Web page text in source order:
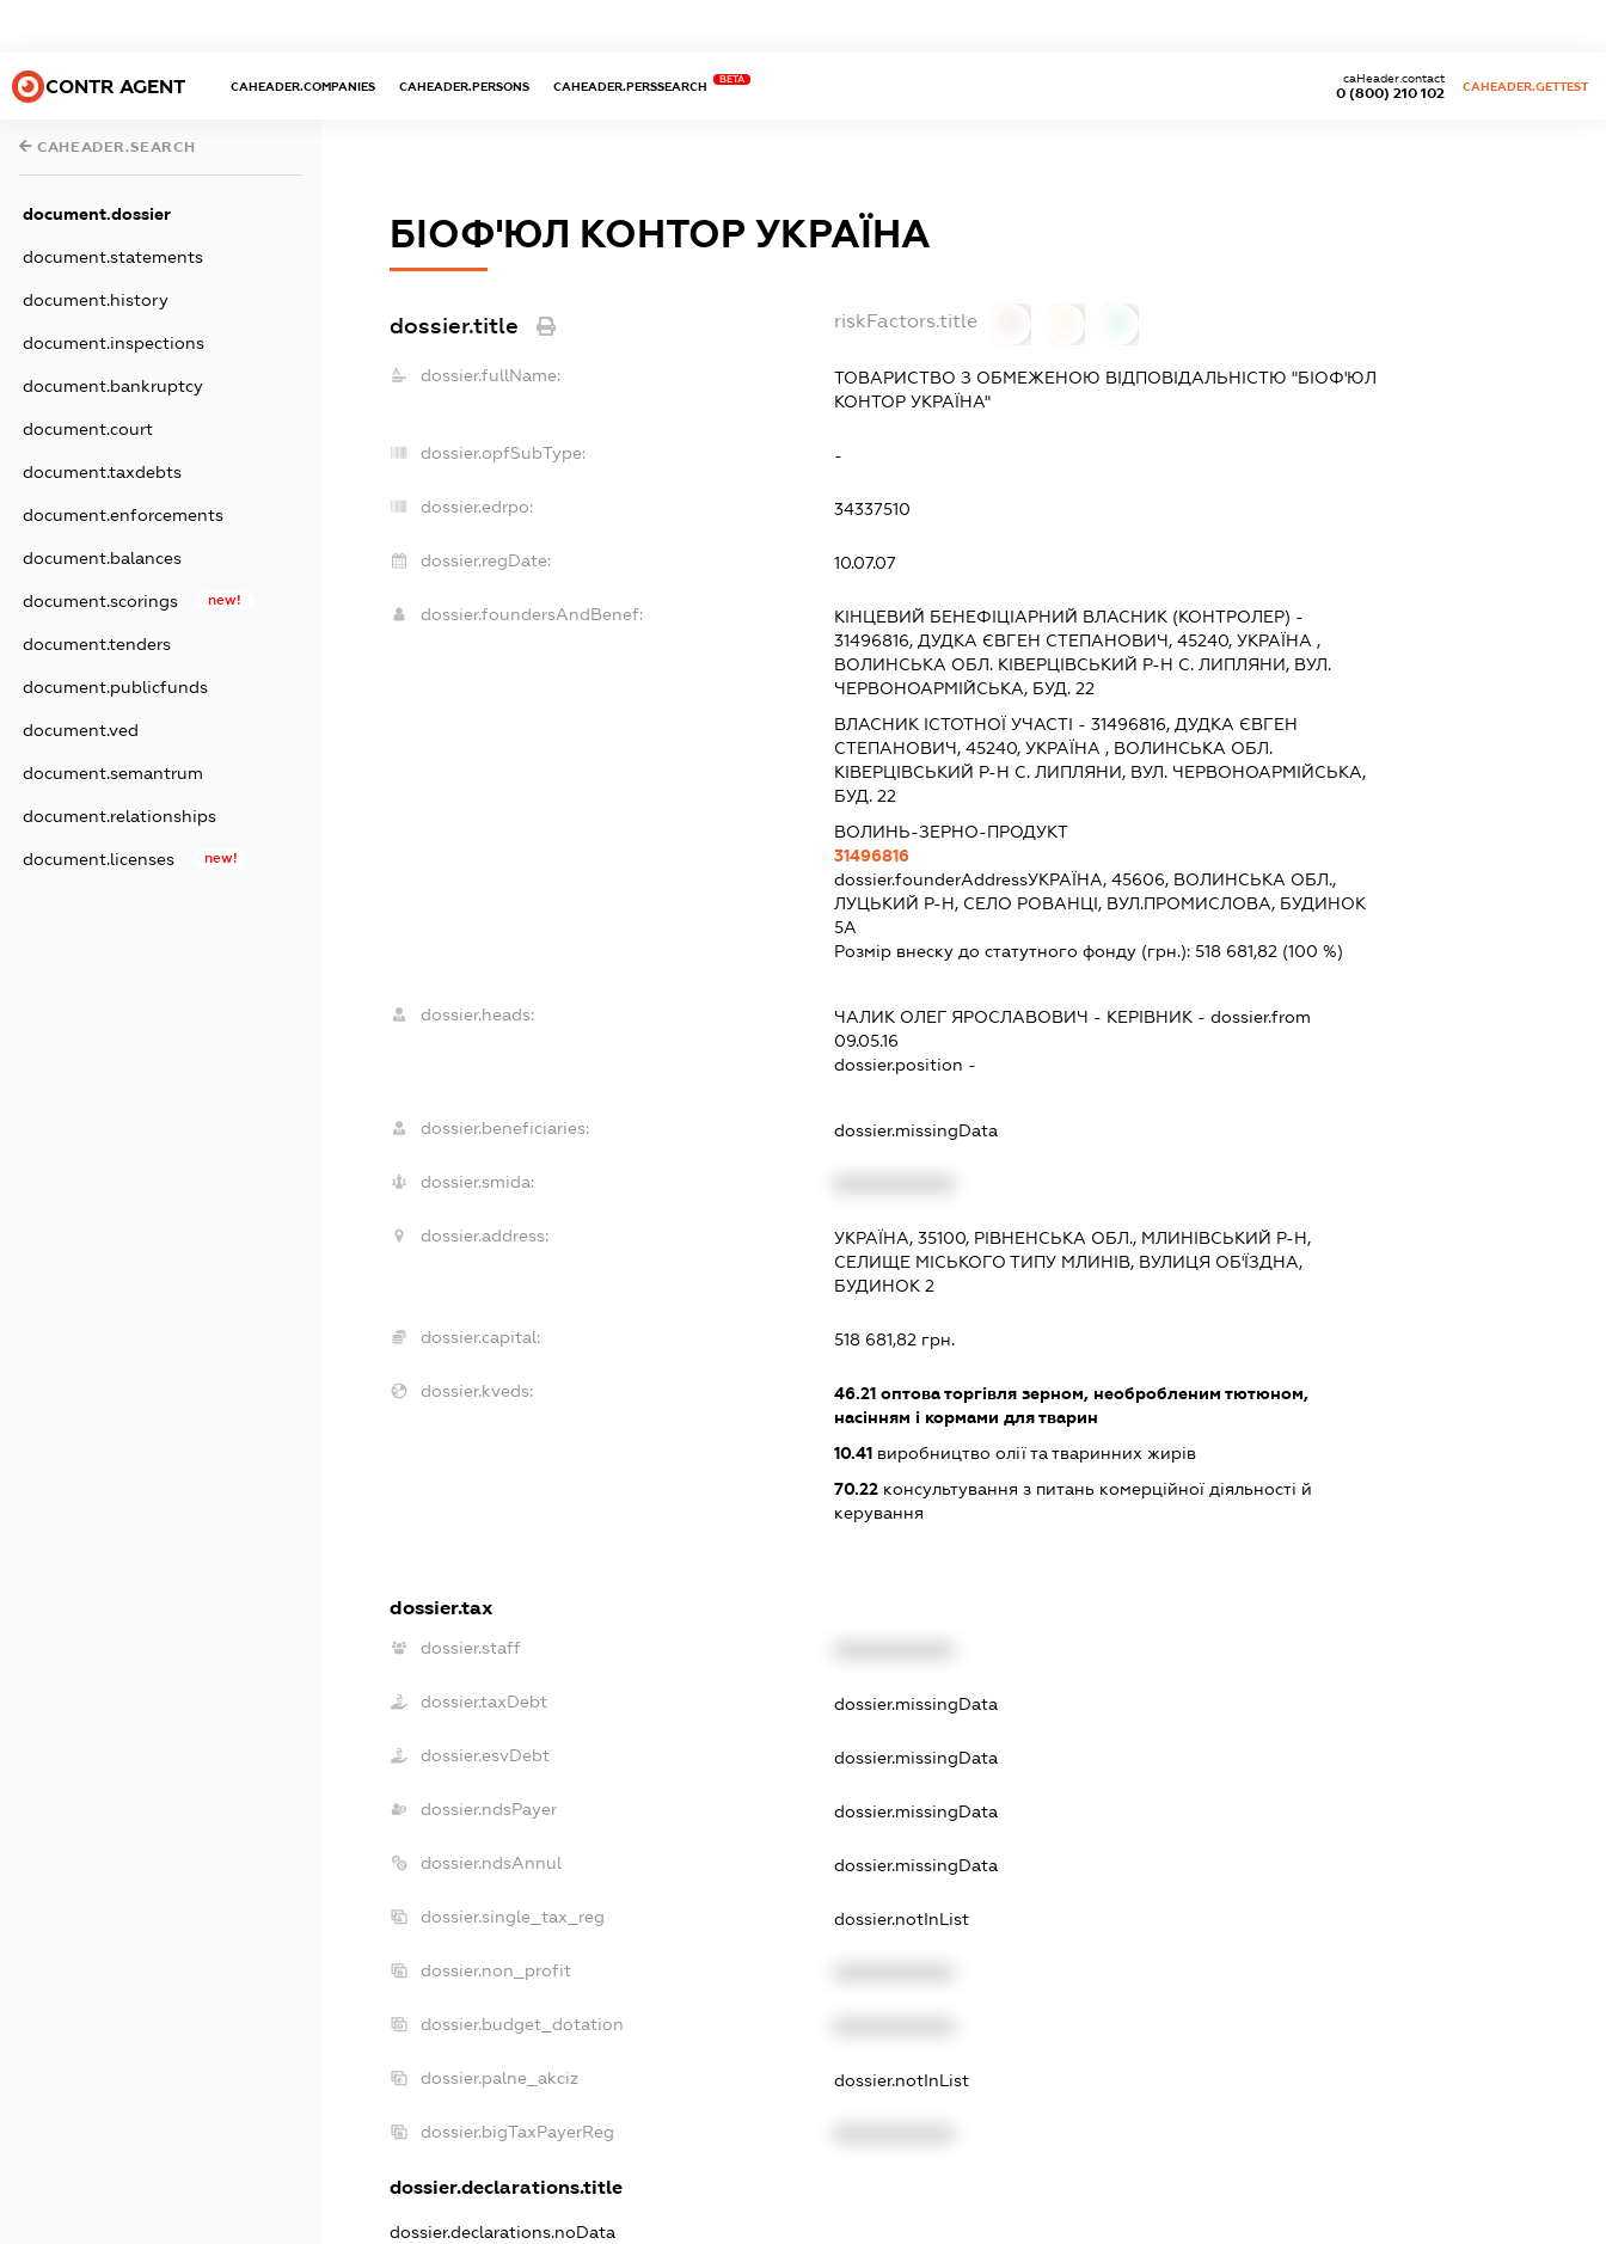
CONTR AGENT CAHEADER.COMPANIES CAHEADER.PERSONS CAHEADER.PERSSEARCH
BETA
0 (800) 210 102
caHeader.contact
CAHEADER.GETTEST
CAHEADER.SEARCH
document.dossier
document.statements
document.history
document.inspections
document.bankruptcy
document.court
document.taxdebts
document.enforcements
document.balances
document.scorings new!
document.tenders
document.publicfunds
document.ved
document.semantrum
document.relationships
document.licenses new!
БІОФ'ЮЛ КОНТОР УКРАЇНА
dossier.title riskFactors.title
dossier.fullName:
ТОВАРИСТВО З ОБМЕЖЕНОЮ ВІДПОВІДАЛЬНІСТЮ "БІОФ'ЮЛ
КОНТОР УКРАЇНА"
dossier.opfSubType: -
dossier.edrpo: 34337510
dossier.regDate: 10.07.07
dossier.foundersAndBenef:
КІНЦЕВИЙ БЕНЕФІЦІАРНИЙ ВЛАСНИК (КОНТРОЛЕР) -
31496816, ДУДКА ЄВГЕН СТЕПАНОВИЧ, 45240, УКРАЇНА ,
ВОЛИНСЬКА ОБЛ. КІВЕРЦІВСЬКИЙ Р-Н С. ЛИПЛЯНИ, ВУЛ.
ЧЕРВОНОАРМІЙСЬКА, БУД. 22
ВЛАСНИК ІСТОТНОЇ УЧАСТІ - 31496816, ДУДКА ЄВГЕН
СТЕПАНОВИЧ, 45240, УКРАЇНА , ВОЛИНСЬКА ОБЛ.
КІВЕРЦІВСЬКИЙ Р-Н С. ЛИПЛЯНИ, ВУЛ. ЧЕРВОНОАРМІЙСЬКА,
БУД. 22
ВОЛИНЬ-ЗЕРНО-ПРОДУКТ
31496816
dossier.founderAddressУКРАЇНА, 45606, ВОЛИНСЬКА ОБЛ.,
ЛУЦЬКИЙ Р-Н, СЕЛО РОВАНЦІ, ВУЛ.ПРОМИСЛОВА, БУДИНОК
5А
Розмір внеску до статутного фонду (грн.): 518 681,82 (100 %)
dossier.heads: ЧАЛИК ОЛЕГ ЯРОСЛАВОВИЧ - КЕРІВНИК - dossier.from
09.05.16
dossier.position -
dossier.beneficiaries: dossier.missingData
dossier.smida:
dossier.address:
УКРАЇНА, 35100, РІВНЕНСЬКА ОБЛ., МЛИНІВСЬКИЙ Р-Н,
СЕЛИЩЕ МІСЬКОГО ТИПУ МЛИНІВ, ВУЛИЦЯ ОБ'ЇЗДНА,
БУДИНОК 2
dossier.capital: 518 681,82 грн.
dossier.kveds: 46.21оптова торгівля зерном, необробленим тютюном,
насінням і кормами для тварин
10.41виробництво олії та тваринних жирів
70.22консультування з питань комерційної діяльності й
керування
dossier.tax
dossier.staff
dossier.taxDebt dossier.missingData
dossier.esvDebt dossier.missingData
dossier.ndsPayer dossier.missingData
dossier.ndsAnnul dossier.missingData
dossier.single_tax_reg dossier.notInList
dossier.non_profit
dossier.budget_dotation
dossier.palne_akciz dossier.notInList
dossier.bigTaxPayerReg
dossier.declarations.title
dossier.declarations.noData